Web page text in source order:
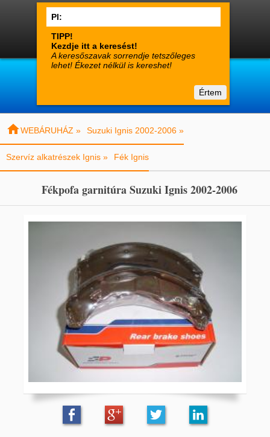
 suzuki-alkatreszek.hu
Kapcsolat
Értem
Termékek 
WEBÁRUHÁZ » Suzuki Ignis 2002-2006 »
Szervíz alkatrészek Ignis » Fék Ignis
Fékpofa garnitúra Suzuki Ignis 2002-2006